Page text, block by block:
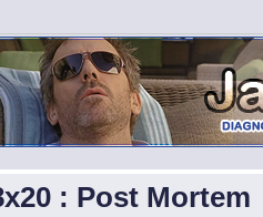
: Post Mortem